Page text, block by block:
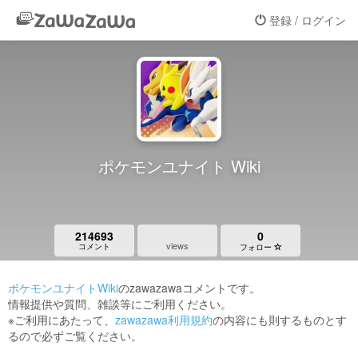
登録 / ログイン
ポケモンユナイト Wiki
214693
コメント views
0
フォロー
ポケモンユナイトWikiのzawazawaコメントです。
情報提供や質問、雑談等にご利用ください。
※ご利用にあたって、 zawazawa利用規約の内容にも則するものとす
るので必ずご覧ください。